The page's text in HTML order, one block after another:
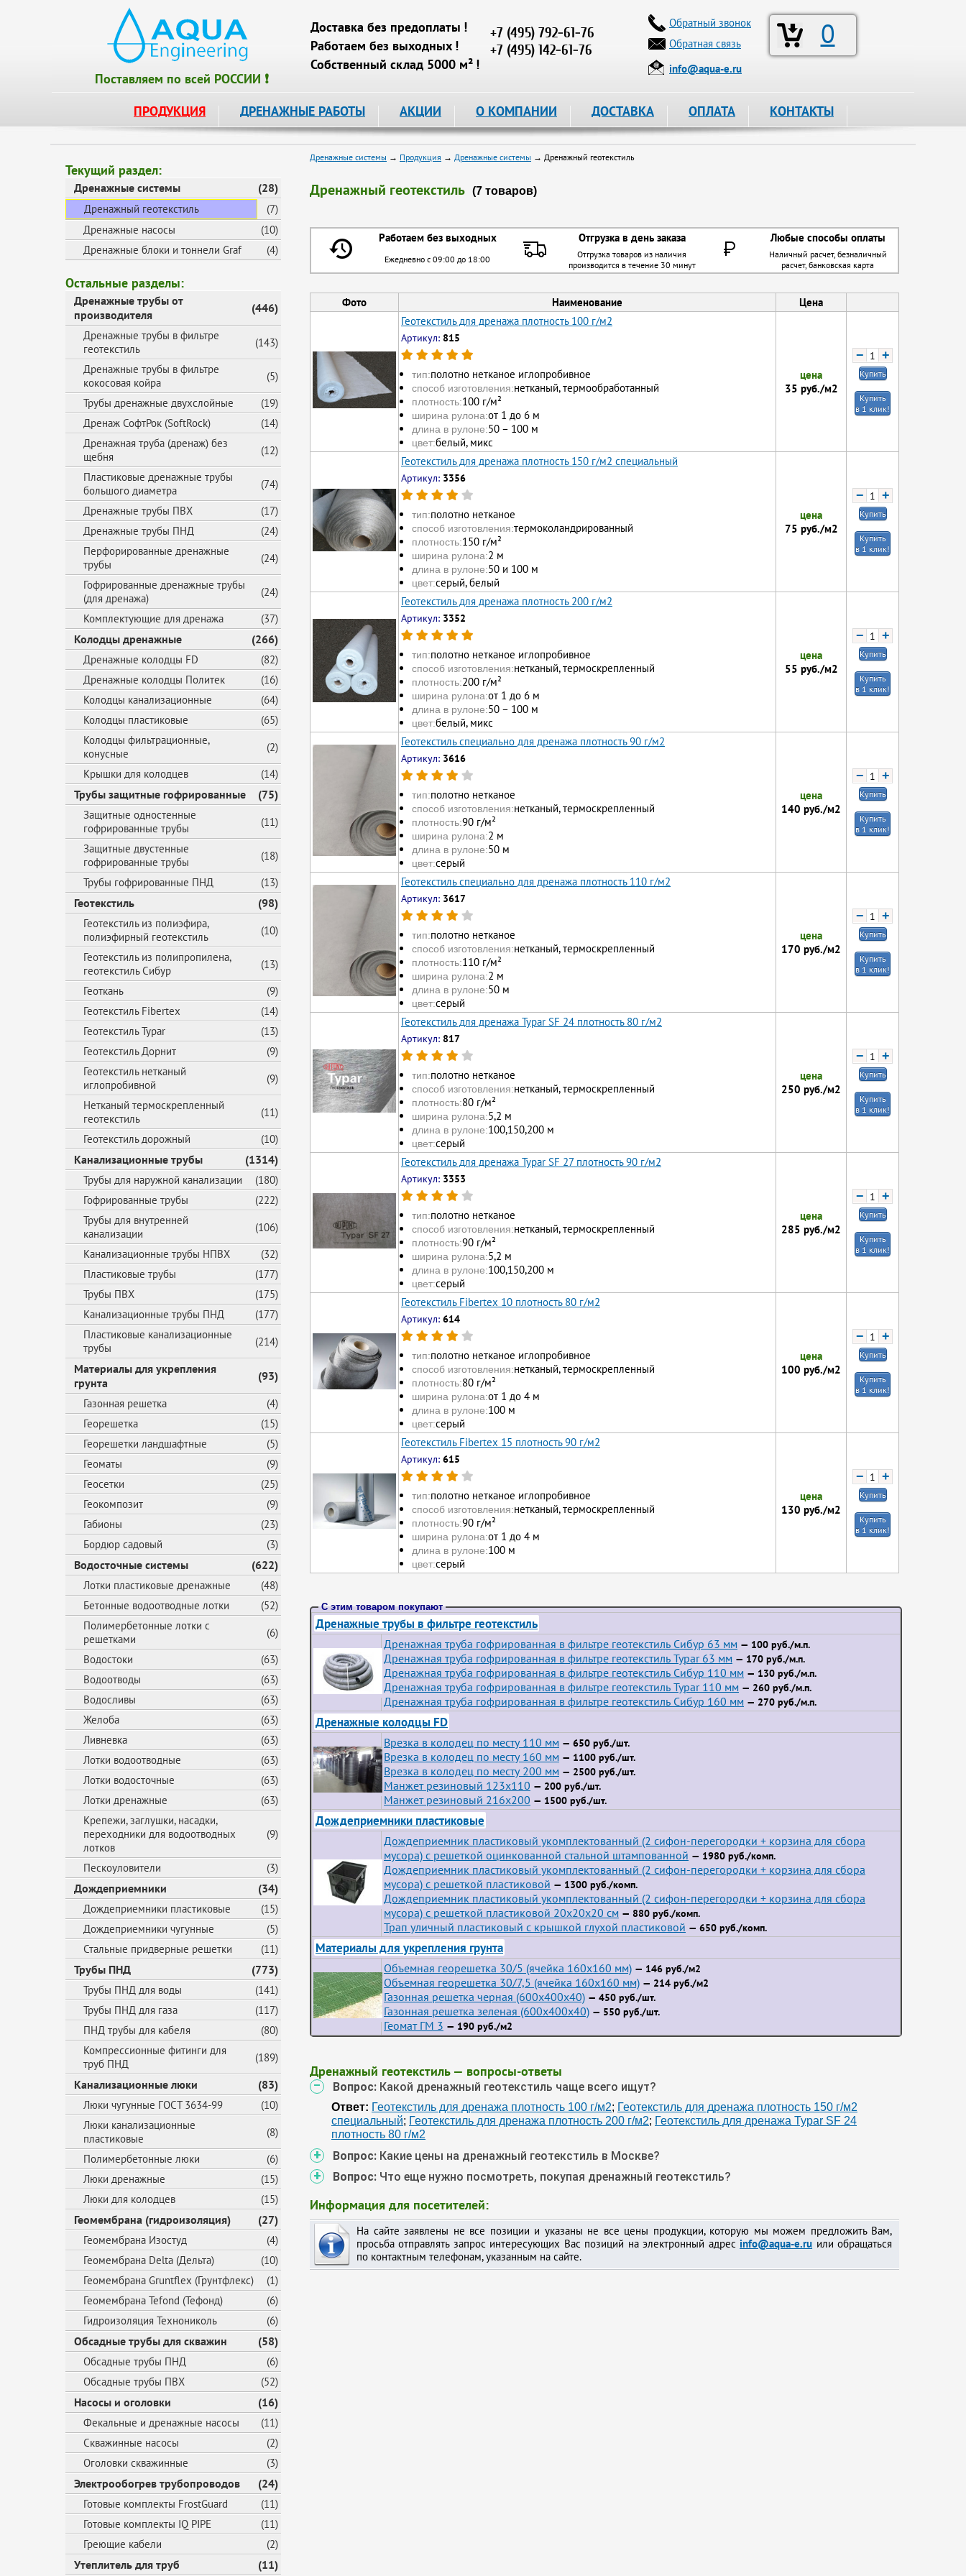
Поставляем по всей РОССИИ ❗
Доставка без предоплаты !
Работаем без выходных !
Собственный склад 5000 м² !
+7 (495) 792-61-76
+7 (495) 142-61-76
0
Обратный звонок
Обратная связь
info@aqua-e.ru
ПРОДУКЦИЯ ДРЕНАЖНЫЕ РАБОТЫ АКЦИИ О КОМПАНИИ ДОСТАВКА ОПЛАТА КОНТАКТЫ
Текущий раздел:
Дренажные системы (28)
Дренажный геотекстиль
(7)
Дренажные насосы
(10)
Дренажные блоки и тоннели Graf
(4)
Остальные разделы:
Дренажные трубы от
производителя
(446)
Дренажные трубы в фильтре
геотекстиль
(143)
Дренажные трубы в фильтре
кокосовая койра
(5)
Трубы дренажные двухслойные
(19)
Дренаж СофтРок (SoftRock)
(14)
Дренажная труба (дренаж) без
щебня
(12)
Пластиковые дренажные трубы
большого диаметра
(74)
Дренажные трубы ПВХ
(17)
Дренажные трубы ПНД
(24)
Перфорированные дренажные
трубы
(24)
Гофрированные дренажные трубы
(для дренажа)
(24)
Комплектующие для дренажа
(37)
Колодцы дренажные (266)
Дренажные колодцы FD
(82)
Дренажные колодцы Политек
(16)
Колодцы канализационные
(64)
Колодцы пластиковые
(65)
Колодцы фильтрационные,
конусные
(2)
Крышки для колодцев
(14)
Трубы защитные гофрированные (75)
Защитные одностенные
гофрированные трубы
(11)
Защитные двустенные
гофрированные трубы
(18)
Трубы гофрированные ПНД
(13)
Геотекстиль (98)
Геотекстиль из полиэфира,
полиэфирный геотекстиль
(10)
Геотекстиль из полипропилена,
геотекстиль Сибур
(13)
Геоткань
(9)
Геотекстиль Fibertex
(14)
Геотекстиль Typar
(13)
Геотекстиль Дорнит
(9)
Геотекстиль нетканый
иглопробивной
(9)
Нетканый термоскрепленный
геотекстиль
(11)
Геотекстиль дорожный
(10)
Канализационные трубы (1314)
Трубы для наружной канализации
(180)
Гофрированные трубы
(222)
Трубы для внутренней
канализации
(106)
Канализационные трубы НПВХ
(32)
Пластиковые трубы
(177)
Трубы ПВХ
(175)
Канализационные трубы ПНД
(177)
Пластиковые канализационные
трубы
(214)
Материалы для укрепления
грунта
(93)
Газонная решетка
(4)
Георешетка
(15)
Георешетки ландшафтные
(5)
Геоматы
(9)
Геосетки
(25)
Геокомпозит
(9)
Габионы
(23)
Бордюр садовый
(3)
Водосточные системы (622)
Лотки пластиковые дренажные
(48)
Бетонные водоотводные лотки
(52)
Полимербетонные лотки с
решетками
(6)
Водостоки
(63)
Водоотводы
(63)
Водосливы
(63)
Желоба
(63)
Ливневка
(63)
Лотки водоотводные
(63)
Лотки водосточные
(63)
Лотки дренажные
(63)
Крепежи, заглушки, насадки,
переходники для водоотводных
лотков
(9)
Пескоуловители (3)
Дождеприемники (34)
Дождеприемники пластиковые
(15)
Дождеприемники чугунные
(5)
Стальные придверные решетки
(11)
Трубы ПНД (773)
Трубы ПНД для воды
(141)
Трубы ПНД для газа
(117)
ПНД трубы для кабеля
(80)
Компрессионные фитинги для
труб ПНД
(189)
Канализационные люки (83)
Люки чугунные ГОСТ 3634-99
(10)
Люки канализационные
пластиковые
(8)
Полимербетонные люки
(6)
Люки дренажные
(15)
Люки для колодцев
(15)
Геомембрана (гидроизоляция) (27)
Геомембрана Изостуд
(4)
Геомембрана Delta (Дельта)
(10)
Геомембрана Gruntflex (Грунтфлекс)
(1)
Геомембрана Tefond (Тефонд)
(6)
Гидроизоляция Технониколь
(6)
Обсадные трубы для скважин (58)
Обсадные трубы ПНД
(6)
Обсадные трубы ПВХ
(52)
Насосы и оголовки (16)
Фекальные и дренажные насосы
(11)
Скважинные насосы
(2)
Оголовки скважинные
(3)
Электрообогрев трубопроводов (24)
Готовые комплекты FrostGuard
(11)
Готовые комплекты IQ PIPE
(11)
Греющие кабели
(2)
Утеплитель для труб (11)
Дренажные системы → Продукция → Дренажные системы → Дренажный геотекстиль
Дренажный геотекстиль (7 товаров)
Работаем без выходных Отгрузка в день заказа Любые способы оплаты
Ежедневно с 09:00 до 18:00
Отгрузка товаров из наличия
производится в течение 30 минут
Наличный расчет, безналичный
расчет, банковская карта
Фото Наименование
Цена
Геотекстиль для дренажа плотность 100 г/м2
Артикул: 815
тип:полотно нетканое иглопробивное
способ изготовления:нетканый, термообработанный
плотность:100 г/м²
ширина рулона:от 1 до 6 м
длина в рулоне:50 – 100 м
цвет:белый, микс
цена
35 руб./м2
− +
Купить
Купить
в 1 клик!
Геотекстиль для дренажа плотность 150 г/м2 специальный
Артикул: 3356
тип:полотно нетканое
способ изготовления:термоколандрированный
плотность:150 г/м²
ширина рулона:2 м
длина в рулоне:50 и 100 м
цвет:серый, белый
цена
75 руб./м2
− +
Купить
Купить
в 1 клик!
Геотекстиль для дренажа плотность 200 г/м2
Артикул: 3352
тип:полотно нетканое иглопробивное
способ изготовления:нетканый, термоскрепленный
плотность:200 г/м²
ширина рулона:от 1 до 6 м
длина в рулоне:50 – 100 м
цвет:белый, микс
цена
55 руб./м2
− +
Купить
Купить
в 1 клик!
Геотекстиль специально для дренажа плотность 90 г/м2
Артикул: 3616
тип:полотно нетканое
способ изготовления:нетканый, термоскрепленный
плотность:90 г/м²
ширина рулона:2 м
длина в рулоне:50 м
цвет:серый
цена
140 руб./м2
− +
Купить
Купить
в 1 клик!
Геотекстиль специально для дренажа плотность 110 г/м2
Артикул: 3617
тип:полотно нетканое
способ изготовления:нетканый, термоскрепленный
плотность:110 г/м²
ширина рулона:2 м
длина в рулоне:50 м
цвет:серый
цена
170 руб./м2
− +
Купить
Купить
в 1 клик!
Геотекстиль для дренажа Typar SF 24 плотность 80 г/м2
Артикул: 817
тип:полотно нетканое
способ изготовления:нетканый, термоскрепленный
плотность:80 г/м²
ширина рулона:5,2 м
длина в рулоне:100, 150, 200 м
цвет:серый
цена
250 руб./м2
− +
Купить
Купить
в 1 клик!
Геотекстиль для дренажа Typar SF 27 плотность 90 г/м2
Артикул: 3353
тип:полотно нетканое
способ изготовления:нетканый, термоскрепленный
плотность:90 г/м²
ширина рулона:5,2 м
длина в рулоне:100, 150, 200 м
цвет:серый
цена
285 руб./м2
− +
Купить
Купить
в 1 клик!
Геотекстиль Fibertex 10 плотность 80 г/м2
Артикул: 614
тип:полотно нетканое иглопробивное
способ изготовления:нетканый, термоскрепленный
плотность:80 г/м²
ширина рулона:от 1 до 4 м
длина в рулоне:100 м
цвет:серый
цена
100 руб./м2
− +
Купить
Купить
в 1 клик!
Геотекстиль Fibertex 15 плотность 90 г/м2
Артикул: 615
тип:полотно нетканое иглопробивное
способ изготовления:нетканый, термоскрепленный
плотность:90 г/м²
ширина рулона:от 1 до 4 м
длина в рулоне:100 м
цвет:серый
цена
130 руб./м2
− +
Купить
Купить
в 1 клик!
С этим товаром покупают
Дренажные трубы в фильтре геотекстиль
Дренажная труба гофрированная в фильтре геотекстиль Сибур 63 мм — 100 руб./м.п.
Дренажная труба гофрированная в фильтре геотекстиль Typar 63 мм — 170 руб./м.п.
Дренажная труба гофрированная в фильтре геотекстиль Сибур 110 мм — 130 руб./м.п.
Дренажная труба гофрированная в фильтре геотекстиль Typar 110 мм — 260 руб./м.п.
Дренажная труба гофрированная в фильтре геотекстиль Сибур 160 мм — 270 руб./м.п.
Дренажные колодцы FD
Врезка в колодец по месту 110 мм — 650 руб./шт.
Врезка в колодец по месту 160 мм — 1100 руб./шт.
Врезка в колодец по месту 200 мм — 2500 руб./шт.
Манжет резиновый 123х110 — 200 руб./шт.
Манжет резиновый 216х200 — 1500 руб./шт.
Дождеприемники пластиковые
Дождеприемник пластиковый укомплектованный (2 сифон-перегородки + корзина для сбора
мусора) с решеткой оцинкованной стальной штампованной — 1980 руб./комп.
Дождеприемник пластиковый укомплектованный (2 сифон-перегородки + корзина для сбора
мусора) с решеткой пластиковой — 1300 руб./комп.
Дождеприемник пластиковый укомплектованный (2 сифон-перегородки + корзина для сбора
мусора) с решеткой пластиковой 20х20х20 см — 880 руб./комп.
Трап уличный пластиковый с крышкой глухой пластиковой — 650 руб./комп.
Материалы для укрепления грунта
Объемная георешетка 30/5 (ячейка 160x160 мм) — 146 руб./м2
Объемная георешетка 30/7,5 (ячейка 160x160 мм) — 214 руб./м2
Газонная решетка черная (600х400х40) — 450 руб./шт.
Газонная решетка зеленая (600х400х40) — 550 руб./шт.
Геомат ГМ 3 — 190 руб./м2
Дренажный геотекстиль — вопросы-ответы
Вопрос: Какой дренажный геотекстиль чаще всего ищут?
Ответ: Геотекстиль для дренажа плотность 100 г/м2; Геотекстиль для дренажа плотность 150 г/м2
специальный; Геотекстиль для дренажа плотность 200 г/м2; Геотекстиль для дренажа Typar SF 24
плотность 80 г/м2
Вопрос: Какие цены на дренажный геотекстиль в Москве?
Вопрос: Что еще нужно посмотреть, покупая дренажный геотекстиль?
Информация для посетителей:
На сайте заявлены не все позиции и указаны не все цены продукции, которую мы можем предложить Вам,
просьба отправлять запрос интересующих Вас позиций на электронный адресinfo@aqua-e.ru или обращаться
по контактным телефонам, указанным на сайте.